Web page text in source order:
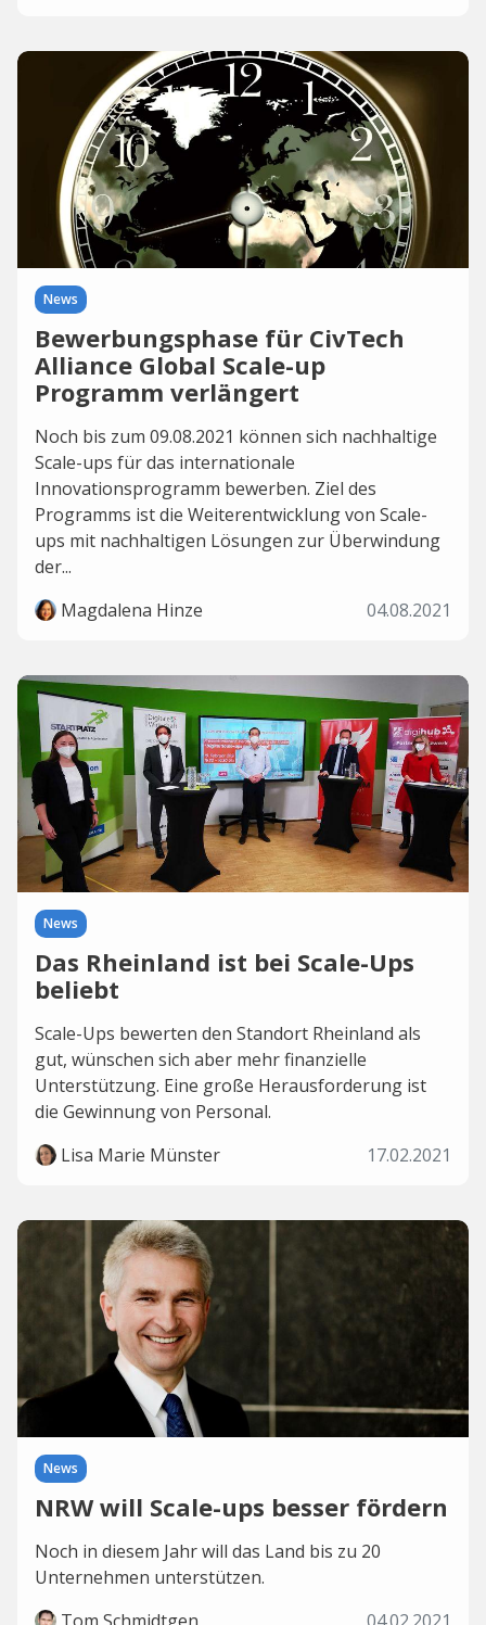
News
Bewerbungsphase für CivTech
Alliance Global Scale-up
Programm verlängert
Noch bis zum 09.08.2021 können sich nachhaltige
Scale-ups für das internationale
Innovationsprogramm bewerben. Ziel des
Programms ist die Weiterentwicklung von Scale-
ups mit nachhaltigen Lösungen zur Überwindung
der...
Magdalena Hinze
04.08.2021
News
Das Rheinland ist bei Scale-Ups
beliebt
Scale-Ups bewerten den Standort Rheinland als
gut, wünschen sich aber mehr finanzielle
Unterstützung. Eine große Herausforderung ist
die Gewinnung von Personal.
Lisa Marie Münster
17.02.2021
News
NRW will Scale-ups besser fördern
Noch in diesem Jahr will das Land bis zu 20
Unternehmen unterstützen.